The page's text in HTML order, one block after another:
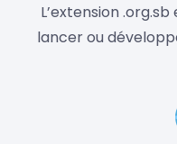
L’extension
lancer ou